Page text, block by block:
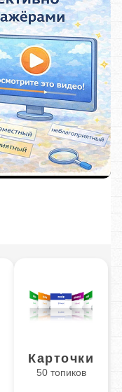
Карточки
50 топиков